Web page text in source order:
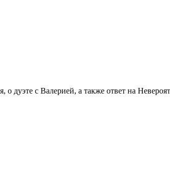
дуэте с Валерией, а также ответ на